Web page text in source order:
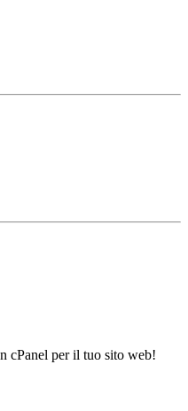
cPanel per il tuo sito web!